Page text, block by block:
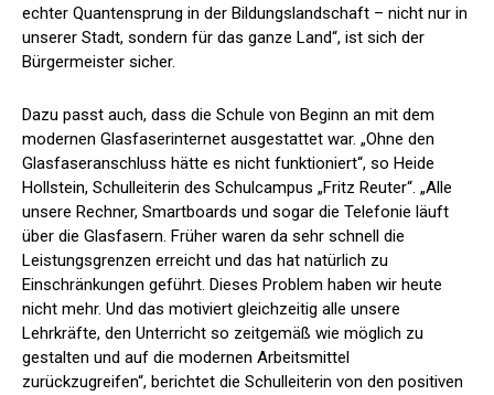
echter Quantensprung in der Bildungslandschaft – nicht nur in
unserer Stadt, sondern für das ganze Land“, ist sich der
Bürgermeister sicher.
Dazu passt auch, dass die Schule von Beginn an mit dem
modernen Glasfaserinternet ausgestattet war. „Ohne den
Glasfaseranschluss hätte es nicht funktioniert“, so Heide
Hollstein, Schulleiterin des Schulcampus „Fritz Reuter“. „Alle
unsere Rechner, Smartboards und sogar die Telefonie läuft
über die Glasfasern. Früher waren da sehr schnell die
Leistungsgrenzen erreicht und das hat natürlich zu
Einschränkungen geführt. Dieses Problem haben wir heute
nicht mehr. Und das motiviert gleichzeitig alle unsere
Lehrkräfte, den Unterricht so zeitgemäß wie möglich zu
gestalten und auf die modernen Arbeitsmittel
zurückzugreifen“, berichtet die Schulleiterin von den positiven